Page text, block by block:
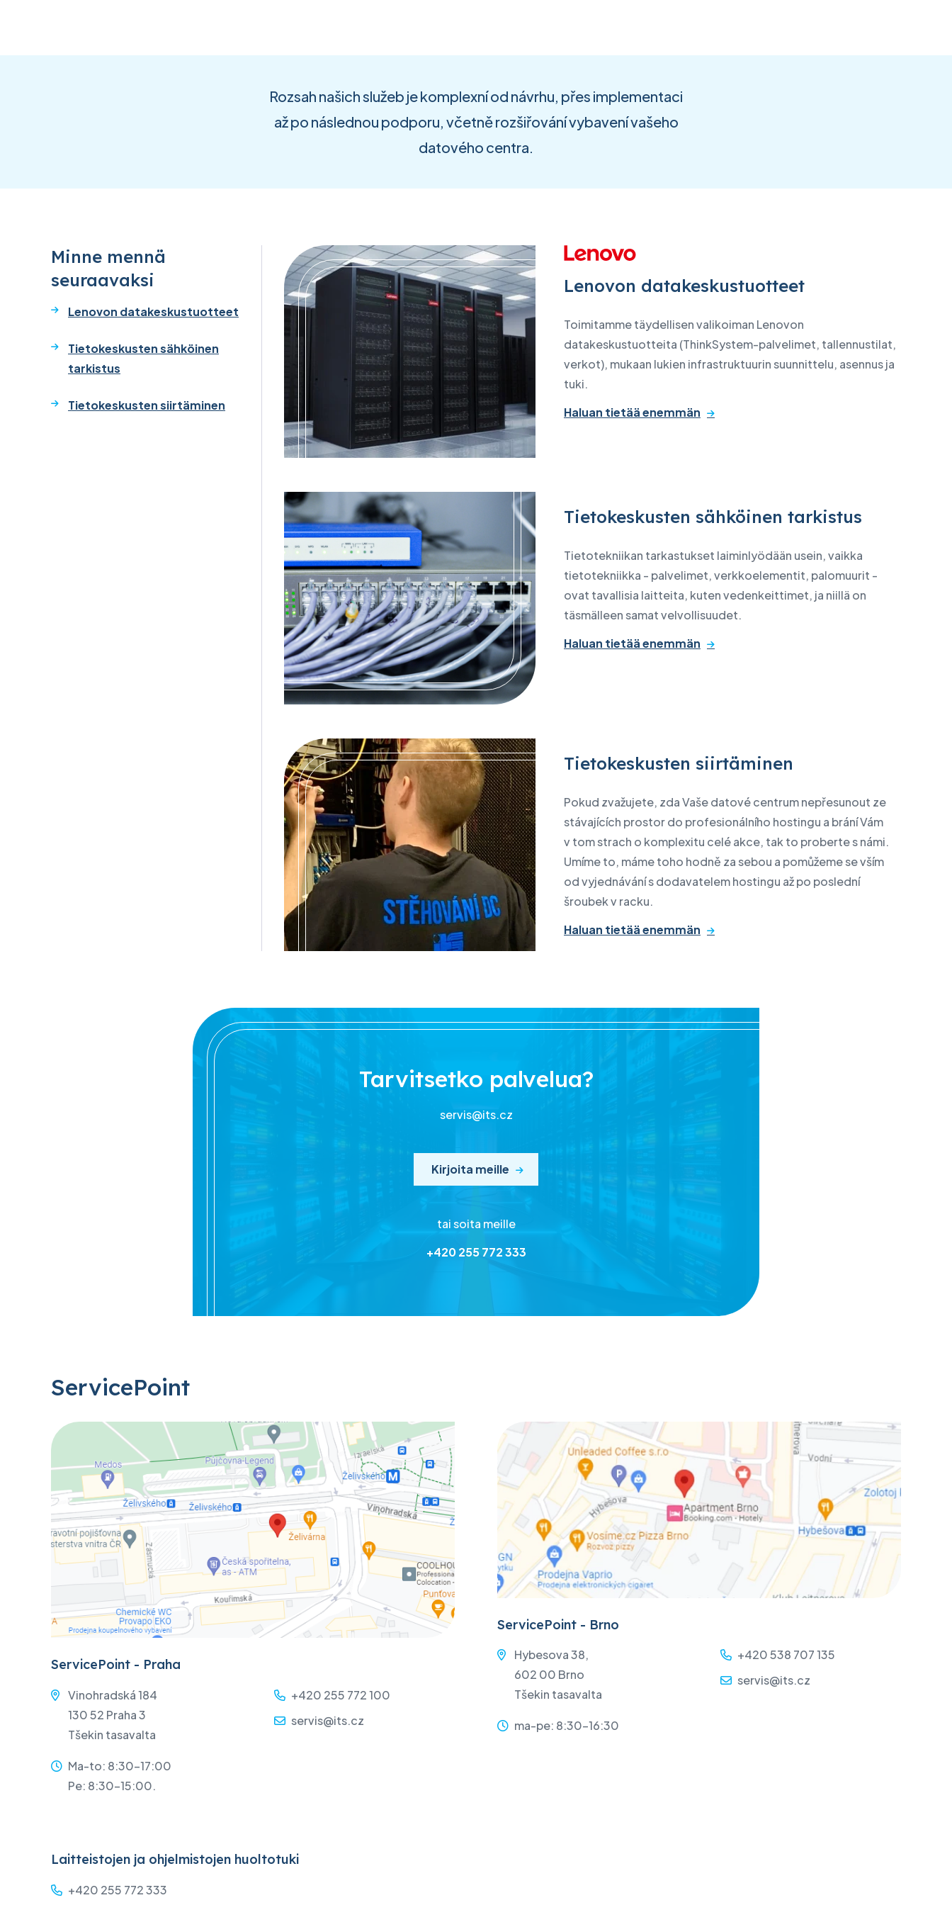
Rozsah našich služeb je komplexní od návrhu, přes implementaci
až po následnou podporu, včetně rozšiřování vybavení vašeho
datového centra.
Minne mennä
seuraavaksi
Lenovon datakeskustuotteet
Tietokeskusten sähköinen
tarkistus
Tietokeskusten siirtäminen
Lenovon datakeskustuotteet
Toimitamme täydellisen valikoiman Lenovon
datakeskustuotteita (ThinkSystem-palvelimet, tallennustilat,
verkot), mukaan lukien infrastruktuurin suunnittelu, asennus ja
tuki.
Haluan tietää enemmän
Tietokeskusten sähköinen tarkistus
Tietotekniikan tarkastukset laiminlyödään usein, vaikka
tietotekniikka - palvelimet, verkkoelementit, palomuurit -
ovat tavallisia laitteita, kuten vedenkeittimet, ja niillä on
täsmälleen samat velvollisuudet.
Haluan tietää enemmän
Tietokeskusten siirtäminen
Pokud zvažujete, zda Vaše datové centrum nepřesunout ze
stávajících prostor do profesionálního hostingu a brání Vám
v tom strach o komplexitu celé akce, tak to proberte s námi.
Umíme to, máme toho hodně za sebou a pomůžeme se vším
od vyjednávání s dodavatelem hostingu až po poslední
šroubek v racku.
Haluan tietää enemmän
Tarvitsetko palvelua?
servis@its.cz
Kirjoita meille
tai soita meille
+420 255 772 333
ServicePoint
ServicePoint - Praha
Vinohradská 184
130 52 Praha 3
Tšekin tasavalta
Ma-to: 8:30-17:00
Pe: 8:30-15:00.
+420 255 772 100
servis@its.cz
ServicePoint - Brno
Hybesova 38,
602 00 Brno
Tšekin tasavalta
ma-pe: 8:30-16:30
+420 538 707 135
servis@its.cz
Laitteistojen ja ohjelmistojen huoltotuki
+420 255 772 333